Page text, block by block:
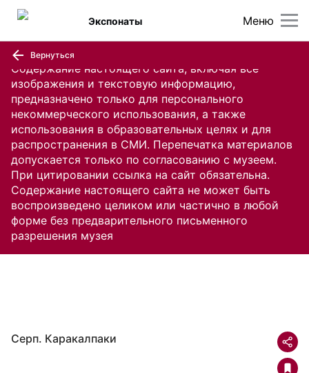
Содержание настоящего сайта, включая все
изображения и текстовую информацию,
предназначено только для персонального
некоммерческого использования, а также
использования в образовательных целях и для
распространения в СМИ. Перепечатка материалов
допускается только по согласованию с музеем.
При цитировании ссылка на сайт обязательна.
Содержание настоящего сайта не может быть
воспроизведено целиком или частично в любой
форме без предварительного письменного
разрешения музея
Меню
Экспонаты
Вернуться
Серп. Каракалпаки